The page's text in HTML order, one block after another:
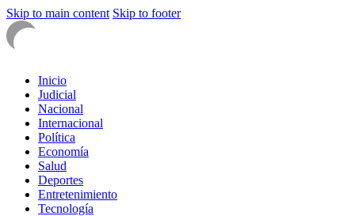
Skip to main content Skip to footer
Inicio
Judicial
Nacional
Internacional
Política
Economía
Salud
Deportes
Entretenimiento
Tecnología